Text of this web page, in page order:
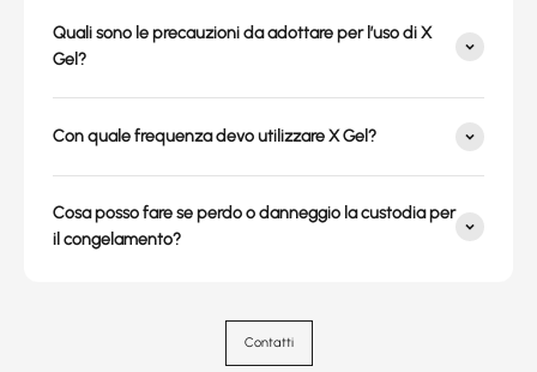
Quali sono le precauzioni da adottare per l’uso di X
Gel?
Con quale frequenza devo utilizzare X Gel?
Cosa posso fare se perdo o danneggio la custodia per
il congelamento?
Contatti